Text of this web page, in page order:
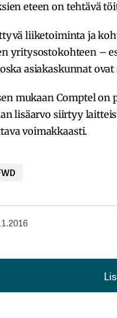
eteen on tehtävä
liiketoiminta ja
yritysostokohteen –
asiakaskunnat ovat
mukaan Comptel
lisäarvo siirtyy
voimakkaasti.